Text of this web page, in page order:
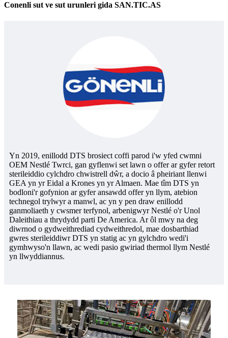
Conenli sut ve sut urunleri gida SAN.TIC.AS
Yn 2019, enillodd DTS brosiect coffi parod i'w yfed cwmni
OEM Nestlé Twrci, gan gyflenwi set lawn o offer ar gyfer retort
sterileiddio cylchdro chwistrell dŵr, a docio â pheiriant llenwi
GEA yn yr Eidal a Krones yn yr Almaen. Mae tîm DTS yn
bodloni'r gofynion ar gyfer ansawdd offer yn llym, atebion
technegol trylwyr a manwl, ac yn y pen draw enillodd
ganmoliaeth y cwsmer terfynol, arbenigwyr Nestlé o'r Unol
Daleithiau a thrydydd parti De America. Ar ôl mwy na deg
diwrnod o gydweithrediad cydweithredol, mae dosbarthiad
gwres sterileiddiwr DTS yn statig ac yn gylchdro wedi'i
gymhwyso'n llawn, ac wedi pasio gwiriad thermol llym Nestlé
yn llwyddiannus.